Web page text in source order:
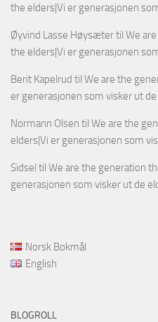
the elders|Vi er generasjonen
Øyvind Lasse Høysætertil We
the elders|Vi er generasjonen
Berit Kapelrud til We are the
er generasjonen som visker ut
Normann Olsen til We are the
elders|Vi er generasjonen som
Sidsel til We are the generation
generasjonen som visker ut de
Norsk Bokmål
English
BLOGROLL